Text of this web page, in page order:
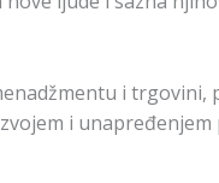
i trgovini,
i